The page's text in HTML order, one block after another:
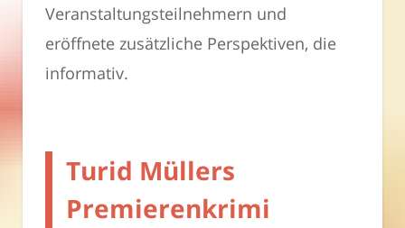
Veranstaltungsteilnehmern und
eröffnete zusätzliche Perspektiven, die
informativ.
Turid Müllers
Premierenkrimi